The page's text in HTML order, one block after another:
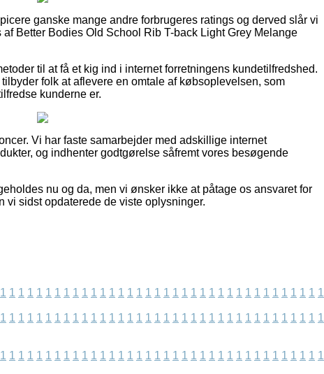
ganske mange andre forbrugeres ratings og derved slår vi
Better Bodies Old School Rib T-back Light Grey Melange
til at få et kig ind i internet forretningens kundetilfredshed.
folk at aflevere en omtale af købsoplevelsen, som
kunderne er.
Vi har faste samarbejder med adskillige internet
og indhenter godtgørelse såfremt vores besøgende
nu og da, men vi ønsker ikke at påtage os ansvaret for
vi sidst opdaterede de viste oplysninger.
1 1 1 1 1 1 1 1 1 1 1 1 1 1 1 1 1 1 1 1 1 1 1 1 1 1 1 1 1 1 1 1 1 1 1 1
1 1 1 1 1 1 1 1 1 1 1 1 1 1 1 1 1 1 1 1 1 1 1 1 1 1 1 1 1 1 1 1 1 1 1 1
1 1 1 1 1 1 1 1 1 1 1 1 1 1 1 1 1 1 1 1 1 1 1 1 1 1 1 1 1 1 1 1 1 1 1 1